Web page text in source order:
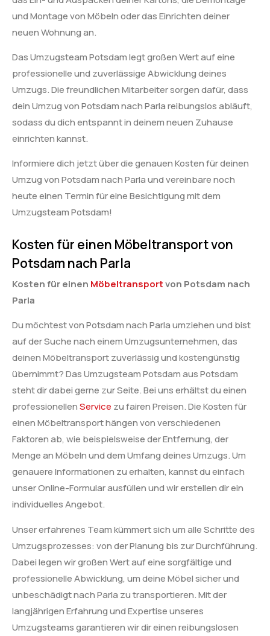
und Montage von Möbeln oder das Einrichten deiner
neuen Wohnung an.
Das Umzugsteam Potsdam legt großen Wert auf eine
professionelle und zuverlässige Abwicklung deines
Umzugs. Die freundlichen Mitarbeiter sorgen dafür, dass
dein Umzug von Potsdam nach Parla reibungslos abläuft,
sodass du dich entspannt in deinem neuen Zuhause
einrichten kannst.
Informiere dich jetzt über die genauen Kosten für deinen
Umzug von Potsdam nach Parla und vereinbare noch
heute einen Termin für eine Besichtigung mit dem
Umzugsteam Potsdam!
Kosten für einen Möbeltransport von
Potsdam nach Parla
Kosten für einen Möbeltransportvon Potsdam nach
Parla
Du möchtest von Potsdam nach Parla umziehen und bist
auf der Suche nach einem Umzugsunternehmen, das
deinen Möbeltransport zuverlässig und kostengünstig
übernimmt? Das Umzugsteam Potsdam aus Potsdam
steht dir dabei gerne zur Seite. Bei uns erhältst du einen
professionellenService zu fairen Preisen. Die Kosten für
einen Möbeltransport hängen von verschiedenen
Faktoren ab, wie beispielsweise der Entfernung, der
Menge an Möbeln und dem Umfang deines Umzugs. Um
genauere Informationen zu erhalten, kannst du einfach
unser Online-Formular ausfüllen und wir erstellen dir ein
individuelles Angebot.
Unser erfahrenes Team kümmert sich um alle Schritte des
Umzugsprozesses: von der Planung bis zur Durchführung.
Dabei legen wir großen Wert auf eine sorgfältige und
professionelle Abwicklung, um deine Möbel sicher und
unbeschädigt nach Parla zu transportieren. Mit der
langjährigen Erfahrung und Expertise unseres
Umzugsteams garantieren wir dir einen reibungslosen